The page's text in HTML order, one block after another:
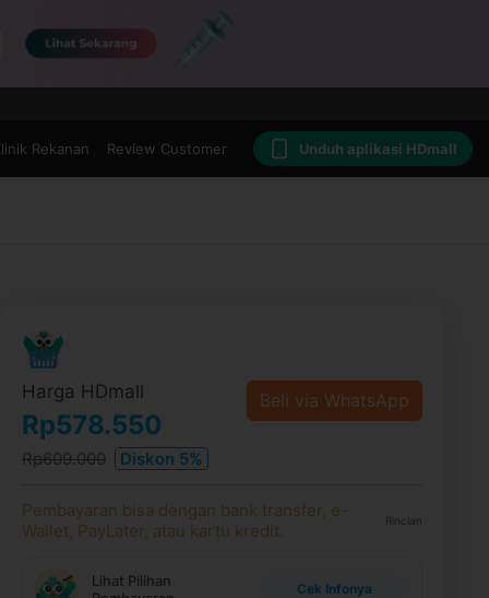
Rekanan Review Customer Unduh aplikasi HDmall
Harga HDmall
Rp578.550
Rp609.000 Diskon 5%
Beli via WhatsApp
Pembayaran bisa dengan bank transfer, e-
Wallet, PayLater, atau kartu kredit.
Rincian
Lihat Pilihan
Cek Infonya